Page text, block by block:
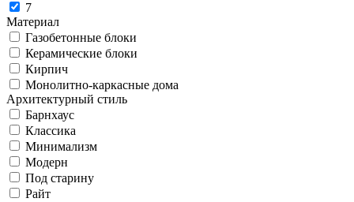
7
Материал
Газобетонные блоки
Керамические блоки
Кирпич
Монолитно-каркасные дома
Архитектурный стиль
Барнхаус
Классика
Минимализм
Модерн
Под старину
Райт